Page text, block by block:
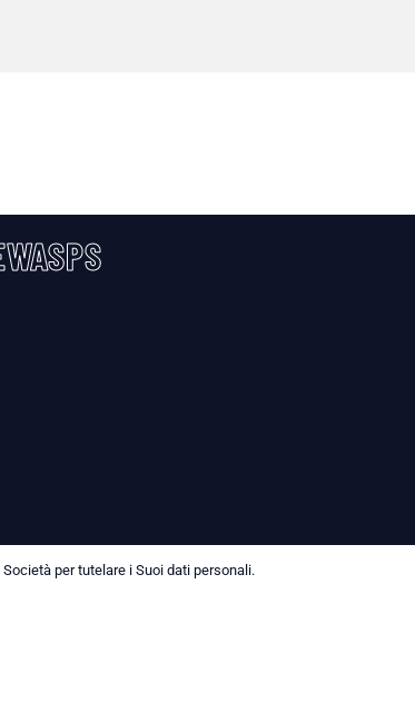
per tutelare i Suoi dati personali.